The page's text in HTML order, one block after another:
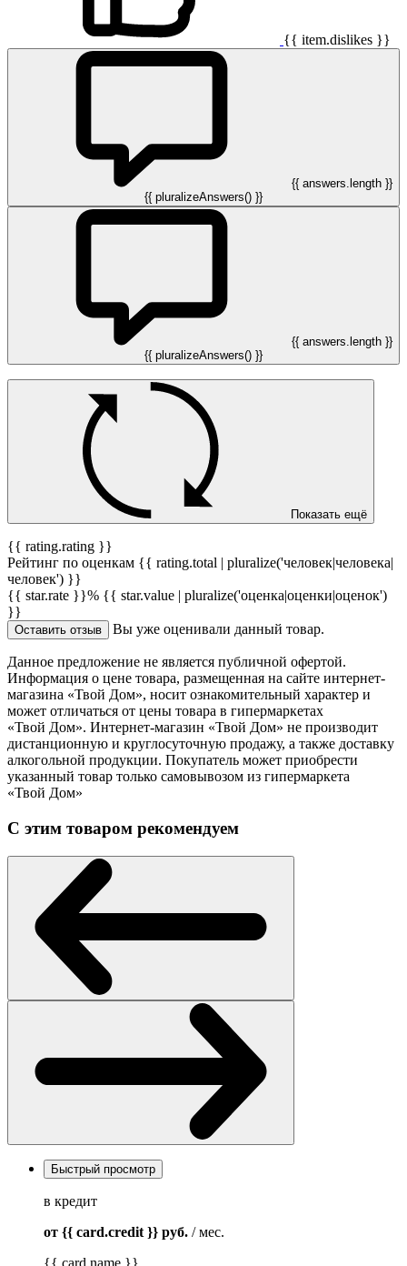
{{ item.dislikes }}
{{ answers.length }}
{{ pluralizeAnswers() }}
{{ answers.length }}
{{ pluralizeAnswers() }}
Показать ещё
{{ rating.rating }}
Рейтинг по оценкам {{ rating.total | pluralize('человек|человека|
человек') }}
{{ star.rate }}% {{ star.value | pluralize('оценка|оценки|оценок')
}}
Оставить отзыв Вы уже оценивали данный товар.
Данное предложение не является публичной офертой.
Информация о цене товара, размещенная на сайте интернет-
магазина «Твой Дом», носит ознакомительный характер и
может отличаться от цены товара в гипермаркетах
«Твой Дом». Интернет-магазин «Твой Дом» не производит
дистанционную и круглосуточную продажу, а также доставку
алкогольной продукции. Покупатель может приобрести
указанный товар только самовывозом из гипермаркета
«Твой Дом»
С этим товаром рекомендуем
Быстрый просмотр
в кредит
от {{ card.credit }} руб. / мес.
{{ card.name }}